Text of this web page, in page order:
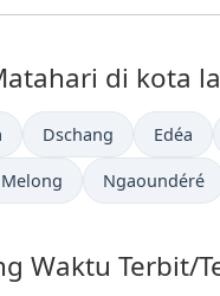
di kota
Dschang Edéa
Melong Ngaoundéré
Waktu Terbit/